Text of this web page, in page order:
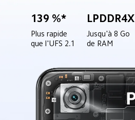
139 %*
Plus rapide
que l'UFS 2.1
LPDDR4X
Jusqu'à 8 Go
de RAM